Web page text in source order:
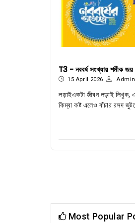
T3 - নববর্ষ সংখ্যায় শমীক
15 April 2026 Admin
লড়াইএকটা জীবন লড়াই লিখুক,
কিম্বা কষ্ট এলেও বাঁচার রসদ
Most Popular